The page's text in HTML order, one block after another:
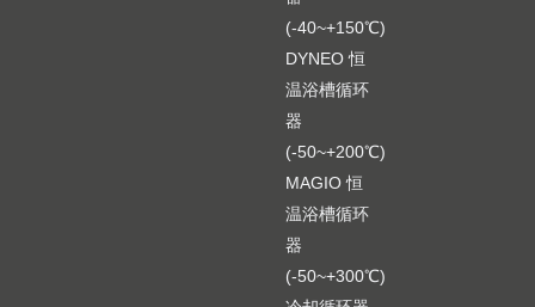
(-40~+150℃)
DYNEO 恒
温浴槽循环
器
(-50~+200℃)
MAGIO 恒
温浴槽循环
器
(-50~+300℃)